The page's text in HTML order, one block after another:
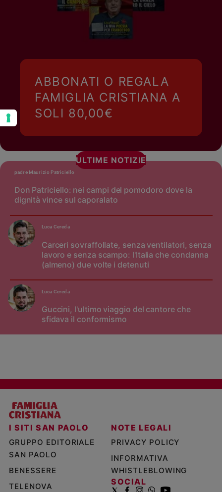
ABBONATI O REGALA
FAMIGLIA CRISTIANA A
SOLI 80,00€
ULTIME NOTIZIE
Don Patriciello: nei campi del pomodoro dove la
dignità vince sul caporalato
padre Maurizio Patriciello
Carceri sovraffollate, senza ventilatori, senza
lavoro e senza scampo: l'Italia che condanna
(almeno) due volte i detenuti
Luca Cereda
Guccini, l'ultimo viaggio del cantore che
sfidava il conformismo
Luca Cereda
I SITI SAN PAOLO
GRUPPO EDITORIALE
SAN PAOLO
BENESSERE
TELENOVA
NOTE LEGALI
PRIVACY POLICY
INFORMATIVA
WHISTLEBLOWING
SOCIAL